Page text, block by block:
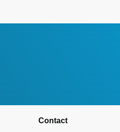
Contact